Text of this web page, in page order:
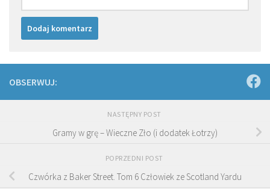
OBSERWUJ:
NASTĘPNY POST
Gramy w grę – Wieczne Zło (i dodatek Łotrzy)
POPRZEDNI POST
Czwórka z Baker Street. Tom 6 Człowiek ze Scotland Yardu